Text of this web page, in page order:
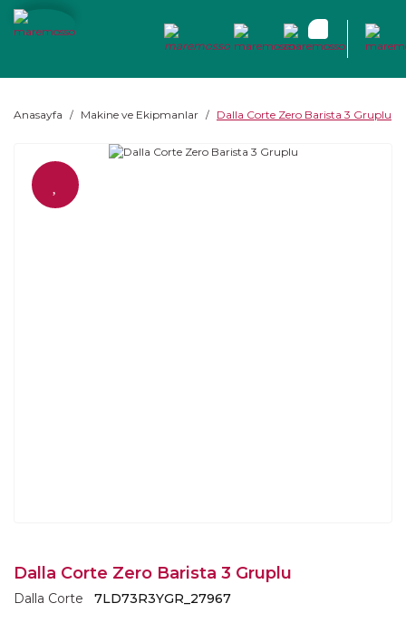
Anasayfa Makine ve Ekipmanlar Dalla Corte Zero Barista 3 Gruplu
Dalla Corte Zero Barista 3 Gruplu
Dalla Corte 7LD73R3YGR_27967